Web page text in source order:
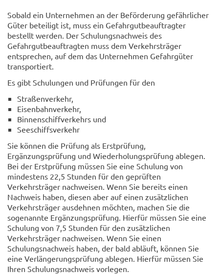
Sobald ein Unternehmen an der Beförderung gefährlicher
Güter beteiligt ist, muss ein Gefahrgutbeauftragter
bestellt werden. Der Schulungsnachweis des
Gefahrgutbeauftragten muss dem Verkehrsträger
entsprechen, auf dem das Unternehmen Gefahrgüter
transportiert.
Es gibt Schulungen und Prüfungen für den
Straßenverkehr,
Eisenbahnverkehr,
Binnenschiffverkehrs und
Seeschiffsverkehr
Sie können die Prüfung als Erstprüfung,
Ergänzungsprüfung und Wiederholungsprüfung ablegen.
Bei der Erstprüfung müssen Sie eine Schulung von
mindestens 22,5 Stunden für den geprüften
Verkehrsträger nachweisen. Wenn Sie bereits einen
Nachweis haben, diesen aber auf einen zusätzlichen
Verkehrsträger ausdehnen möchten, machen Sie die
sogenannte Ergänzungsprüfung. Hierfür müssen Sie eine
Schulung von 7,5 Stunden für den zusätzlichen
Verkehrsträger nachweisen. Wenn Sie einen
Schulungsnachweis haben, der bald abläuft, können Sie
eine Verlängerungsprüfung ablegen. Hierfür müssen Sie
Ihren Schulungsnachweis vorlegen.